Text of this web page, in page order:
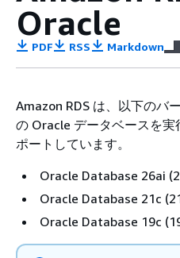
Oracle
PDF RSS Markdown
Amazon RDS は、以下のバ
の Oracle データベースを実
ポートしています。
Oracle Database 26ai
Oracle Database 21c
Oracle Database 19c